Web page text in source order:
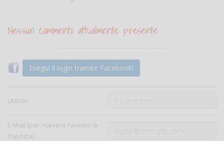
Nessun commento attualmente presente
Esegui il login tramite Facebook!
Utente:
E-Mail (per ricevere l'avviso di
risposta)